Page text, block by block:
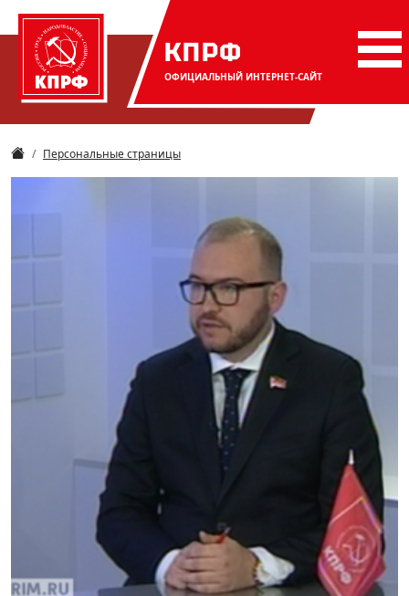
КПРФ
ОФИЦИАЛЬНЫЙ ИНТЕРНЕТ-САЙТ
Персональные страницы